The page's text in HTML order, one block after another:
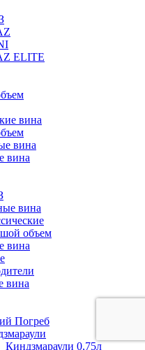
ELITE
вина
вина
вина
вина
объем
вина
вина
Погреб
Киндзмараули 0,75л